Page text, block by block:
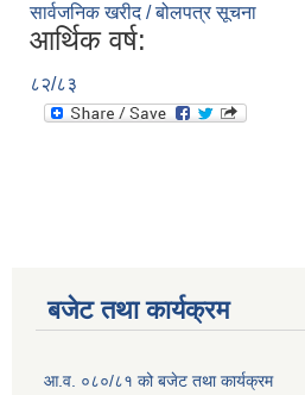
सार्वजनिक खरीद / बोलपत्र सूचना
आर्थिक वर्ष:
८२/८३
बजेट तथा कार्यक्रम
आ.व. ०८०/८१ को बजेट तथा कार्यक्रम